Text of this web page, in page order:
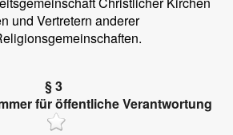
und Vertretern anderer
§ 3
für öffentliche Verantwortung